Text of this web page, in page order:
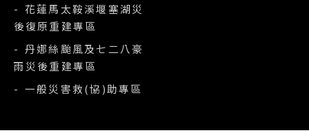
- 花蓮馬太鞍溪堰塞湖災
後復原重建專區
- 丹娜絲颱風及七二八豪
雨災後重建專區
- 一般災害救(協)助專區